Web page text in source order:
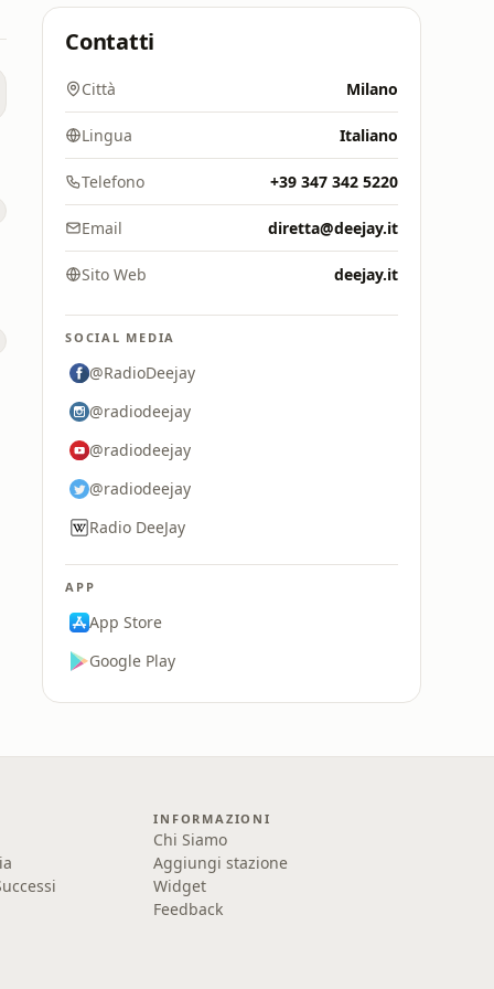
Contatti
Città Milano
Lingua Italiano
Telefono +39 347 342 5220
Email diretta@deejay.it
Sito Web deejay.it
SOCIAL MEDIA
@RadioDeejay
@radiodeejay
@radiodeejay
@radiodeejay
Radio DeeJay
APP
App Store
Google Play
INFORMAZIONI
Chi Siamo
Aggiungi stazione
Widget
Feedback